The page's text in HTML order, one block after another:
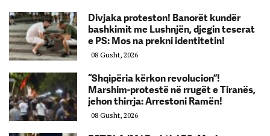
Divjaka proteston! Banorët kundër
bashkimit me Lushnjën, djegin teserat
e PS: Mos na prekni identitetin!
08 Gusht, 2026
“Shqipëria kërkon revolucion”!
Marshim-protestë në rrugët e Tiranës,
jehon thirrja: Arrestoni Ramën!
08 Gusht, 2026